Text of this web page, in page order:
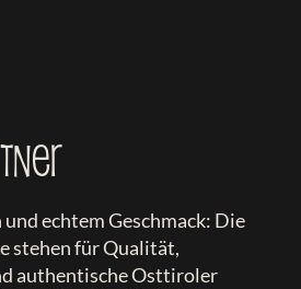
echtem Geschmack: Die
stehen für Qualität,
authentische Osttiroler